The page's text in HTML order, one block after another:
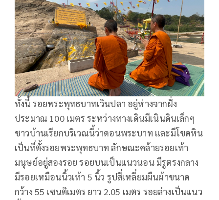
ทั้งนี้ รอยพระพุทธบาทเวินปลา อยู่ห่างจากฝั่ง
ประมาณ 100 เมตร ระหว่างทางเดินมีเนินดินเล็กๆ
ชาวบ้านเรียกบริเวณนี้ว่าดอนพระบาท และมีโขดหิน
เป็นที่ตั้งรอยพระพุทธบาท ลักษณะคล้ายรอยเท้า
มนุษย์อยู่สองรอย รอยบนเป็นแนวนอน มีรูตรงกลาง
มีรอยเหมือนนิ้วเท้า 5 นิ้ว รูปสี่เหลี่ยมผืนผ้าขนาด
กว้าง 55 เซนติเมตร ยาว 2.05 เมตร รอยล่างเป็นแนว